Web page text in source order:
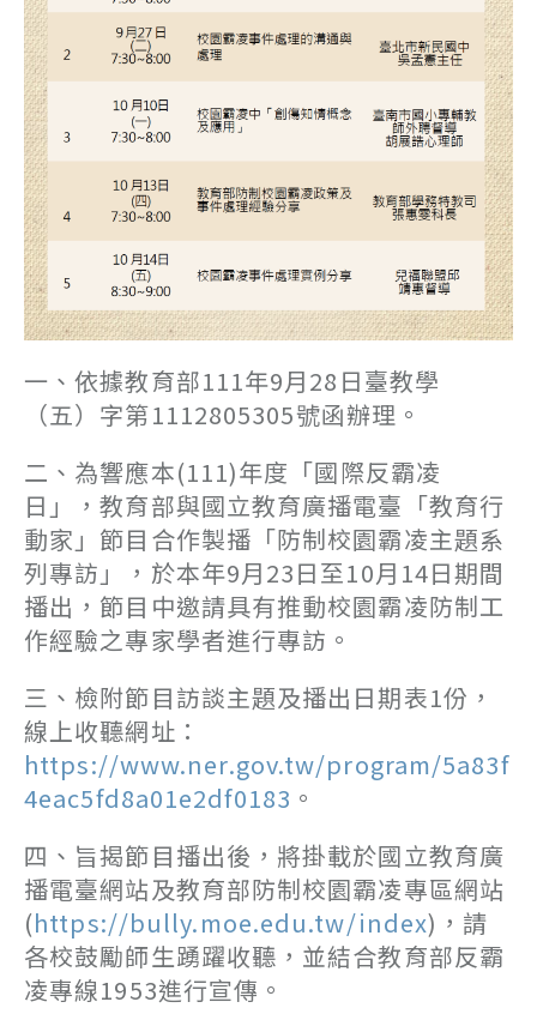
一、依據教育部111年9月28日臺教學
（五）字第1112805305號函辦理。
二、為響應本(111)年度「國際反霸凌
日」，教育部與國立教育廣播電臺「教育行
動家」節目合作製播「防制校園霸凌主題系
列專訪」，於本年9月23日至10月14日期間
播出，節目中邀請具有推動校園霸凌防制工
作經驗之專家學者進行專訪。
三、檢附節目訪談主題及播出日期表1份，
線上收聽網址：
https://www.ner.gov.tw/program/5a83f
4eac5fd8a01e2df0183 。
四、旨揭節目播出後，將掛載於國立教育廣
播電臺網站及教育部防制校園霸凌專區網站
(https://bully.moe.edu.tw/index)，請
各校鼓勵師生踴躍收聽，並結合教育部反霸
凌專線1953進行宣傳。